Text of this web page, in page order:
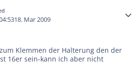
18. Mar 2009
Klemmen der Halterung den der
16er sein-kann ich aber nicht